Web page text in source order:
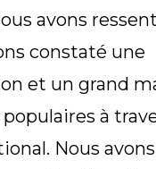
avons
constaté une
et un grand
à
Nous